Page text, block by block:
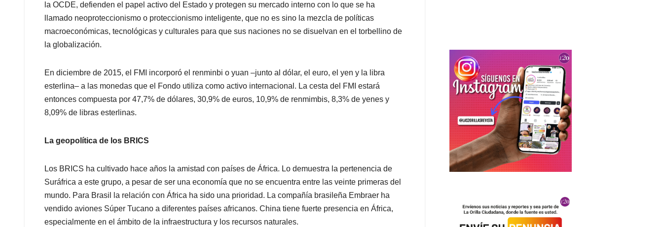
la OCDE, defienden el papel activo del Estado y protegen su mercado interno con lo que se ha
llamado neoproteccionismo o proteccionismo inteligente, que no es sino la mezcla de políticas
macroeconómicas, tecnológicas y culturales para que sus naciones no se disuelvan en el torbellino de
la globalización.
En diciembre de 2015, el FMI incorporó el renminbi o yuan –junto al dólar, el euro, el yen y la libra
esterlina– a las monedas que el Fondo utiliza como activo internacional. La cesta del FMI estará
entonces compuesta por 47,7% de dólares, 30,9% de euros, 10,9% de renmimbis, 8,3% de yenes y
8,09% de libras esterlinas.
La geopolítica de los BRICS
Los BRICS ha cultivado hace años la amistad con países de África. Lo demuestra la pertenencia de
Suráfrica a este grupo, a pesar de ser una economía que no se encuentra entre las veinte primeras del
mundo. Para Brasil la relación con África ha sido una prioridad. La compañía brasileña Embraer ha
vendido aviones Súper Tucano a diferentes países africanos. China tiene fuerte presencia en África,
especialmente en el ámbito de la infraestructura y los recursos naturales.